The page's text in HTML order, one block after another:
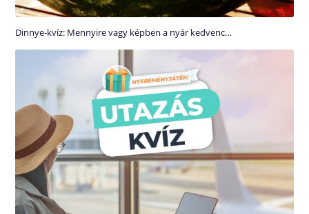
Dinnye-kvíz: Mennyire vagy képben a nyár kedvenc…